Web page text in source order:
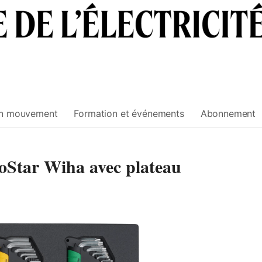
mouvement Formation et événements Abonnement
Wiha avec plateau